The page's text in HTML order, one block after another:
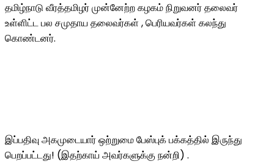
தமிழ்நாடு வீரத்தமிழர் முன்னேற்ற கழகம் நிறுவனர் தலைவர்
உள்ளிட்ட பல சமுதாய தலைவர்கள் , பெரியவர்கள் கலந்து
கொண்டனர்.
இப்பதிவு அகமுடையார் ஒற்றுமை பேஸ்புக் பக்கத்தில் இருந்து
பெறப்பட்டது! (இதற்காய் அவர்களுக்கு நன்றி) .